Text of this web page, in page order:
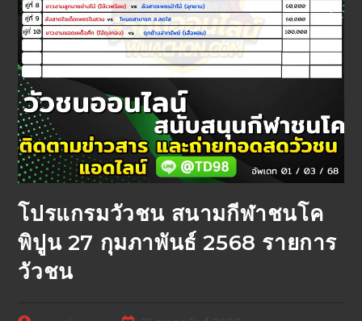
โปรแกรมวัวชน สนามกีฬาชนโค
พิปูน 27 กุมภาพันธ์ 2568 รายการ
วัวชน